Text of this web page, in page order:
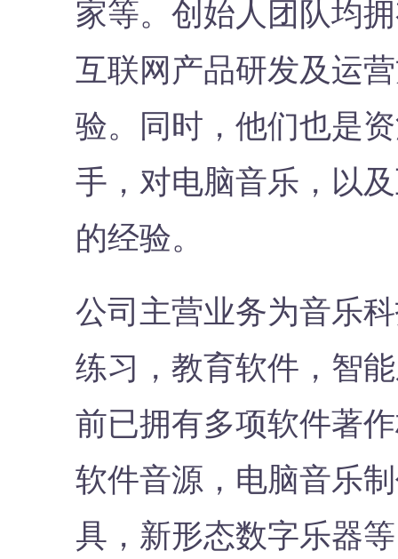
家等。创始人团队均
互联网产品研发及运
验。同时，他们也是
手，对电脑音乐，以
的经验。
公司主营业务为音乐
练习，教育软件，智
前已拥有多项软件著
软件音源，电脑音乐
具，新形态数字乐器